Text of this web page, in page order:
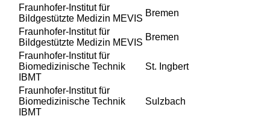
Fraunhofer-Institut für
Bildgestützte Medizin MEVIS
Bremen
Fraunhofer-Institut für
Bildgestützte Medizin MEVIS
Bremen
Fraunhofer-Institut für
Biomedizinische Technik
IBMT
St. Ingbert
Fraunhofer-Institut für
Biomedizinische Technik
IBMT
Sulzbach